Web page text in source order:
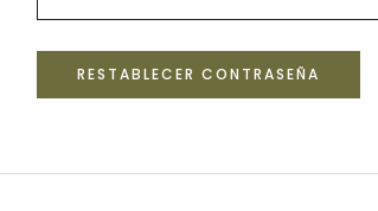
RESTABLECER CONTRASEÑA